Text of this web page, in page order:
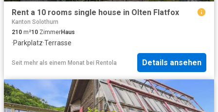
Rent a 10 rooms single house in Olten Flatfox
Kanton Solothurn
210 m²10 ZimmerHaus
·Parkplatz·Terrasse
Seit mehr als einem Monat bei Rentola Details ansehen